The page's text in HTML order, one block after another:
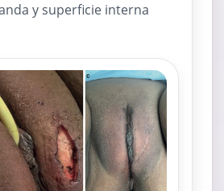
y superficie interna